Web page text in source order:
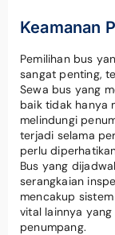
Keamanan
Pemilihan bus
sangat penting,
Sewa bus yang
baik tidak hanya
melindungi
terjadi selama
perlu
Bus yang
serangkaian
mencakup
vital lainnya
penumpang.